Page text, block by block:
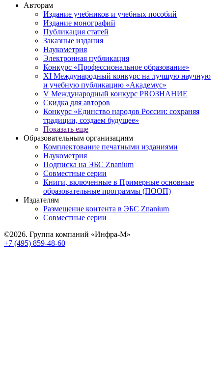
Авторам
Издание учебников и учебных пособий
Издание монографий
Публикация статей
Заказные издания
Наукометрия
Электронная публикация
Конкурс «Профессиональное образование»
XI Международный конкурс на лучшую научную
и учебную публикацию «Академус»
V Международный конкурс PROЗНАНИЕ
Скидка для авторов
Конкурс «Единство народов России: сохраняя
традиции, создаем будущее»
Показать еще
Образовательным организациям
Комплектование печатными изданиями
Наукометрия
Подписка на ЭБС Znanium
Совместные серии
Книги, включенные в Примерные основные
образовательные программы (ПООП)
Издателям
Размещение контента в ЭБС Znanium
Совместные серии
©2026. Группа компаний «Инфра-М»
+7 (495) 859-48-60